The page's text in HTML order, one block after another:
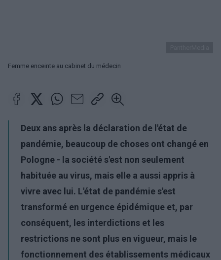
Femme enceinte au cabinet du médecin
Deux ans après la déclaration de l'état de
pandémie, beaucoup de choses ont changé en
Pologne - la société s'est non seulement
habituée au virus, mais elle a aussi appris à
vivre avec lui. L'état de pandémie s'est
transformé en urgence épidémique et, par
conséquent, les interdictions et les
restrictions ne sont plus en vigueur, mais le
fonctionnement des établissements médicaux